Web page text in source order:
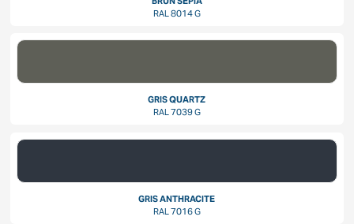
RAL 8014 G
GRIS QUARTZ
RAL 7039 G
GRIS ANTHRACITE
RAL 7016 G